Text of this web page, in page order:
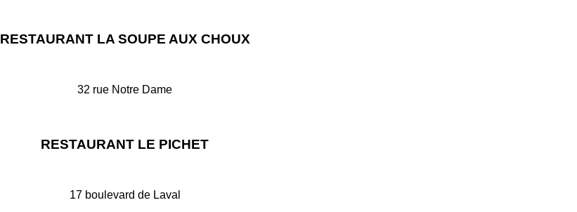
Suiviez Au Vieux Vitré sur Facebook
RESTAURANT LA SOUPE AUX CHOUX
32 rue Notre Dame
Sur internet
RESTAURANT LE PICHET
17 boulevard de Laval